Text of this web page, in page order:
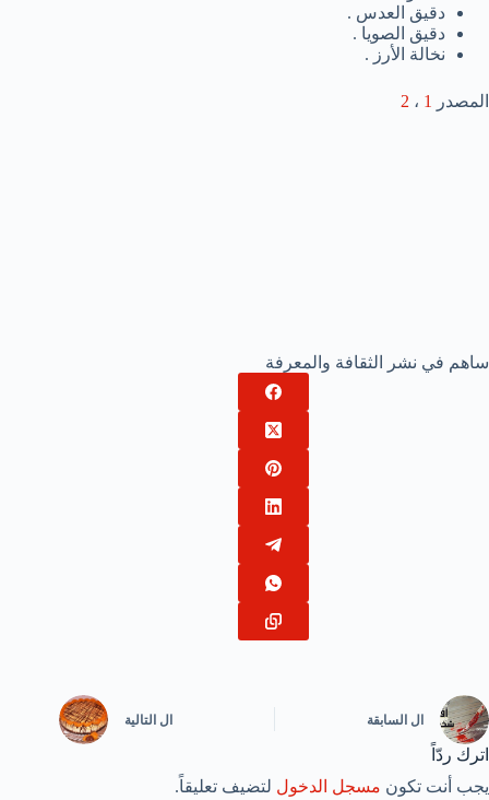
دقيق العدس .
دقيق الصويا .
نخالة الأرز .
المصدر 1 ، 2
ساهم في نشر الثقافة والمعرفة
ال السابقة ال التالية
اترك ردّاً
يجب أنت تكون مسجل الدخول لتضيف تعليقاً.